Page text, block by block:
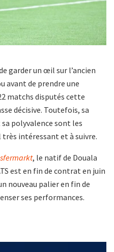
garder un œil sur l’ancien
avant de prendre une
matchs disputés cette
décisive. Toutefois, sa
polyvalence sont les
intéressant et à suivre.
, le natif de Douala
est en fin de contrat en juin
nouveau palier en fin de
ses performances.